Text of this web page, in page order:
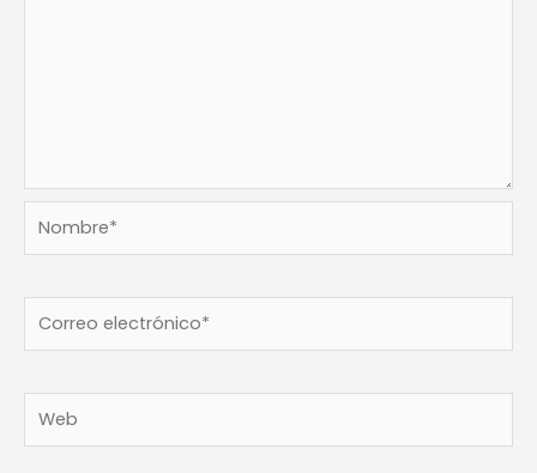
Nombre*